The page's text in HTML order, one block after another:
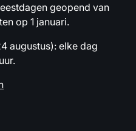
geopend van
op 1 januari.
augustus): elke dag